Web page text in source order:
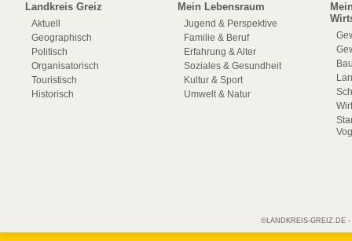
Landkreis Greiz
Aktuell
Geographisch
Politisch
Organisatorisch
Touristisch
Historisch
Mein Lebensraum
Jugend & Perspektive
Familie & Beruf
Erfahrung & Alter
Soziales & Gesundheit
Kultur & Sport
Umwelt & Natur
©LANDKREIS-GREIZ.DE